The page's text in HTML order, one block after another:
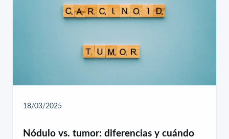
18/03/2025
Nódulo vs. tumor: diferencias y cuándo